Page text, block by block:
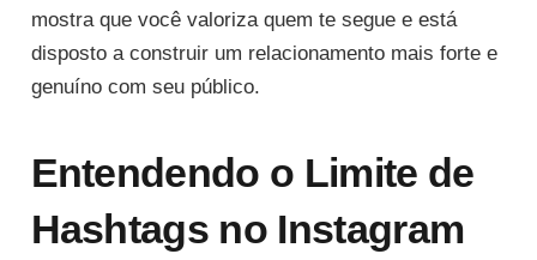
mostra que você valoriza quem te segue e está
disposto a construir um relacionamento mais forte e
genuíno com seu público.
Entendendo o Limite de
Hashtags no Instagram